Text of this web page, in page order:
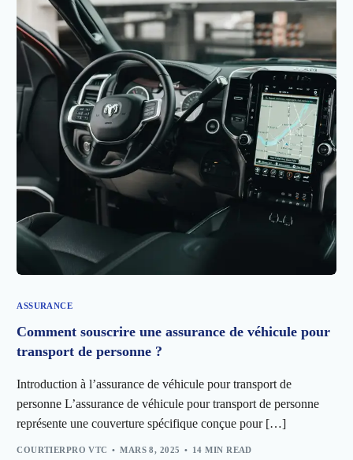
ASSURANCE
Comment souscrire une assurance de véhicule pour
transport de personne ?
Introduction à l’assurance de véhicule pour transport de
personne L’assurance de véhicule pour transport de personne
représente une couverture spécifique conçue pour […]
COURTIERPRO VTC MARS 8, 2025 14 MIN READ